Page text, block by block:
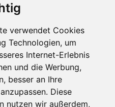
verwendet Cookies
Technologien, um
Internet-Erlebnis
und die Werbung,
besser an Ihre
Diese
nutzen wir außerdem,
Facebook
Twitter
YouTube
Google+
2026